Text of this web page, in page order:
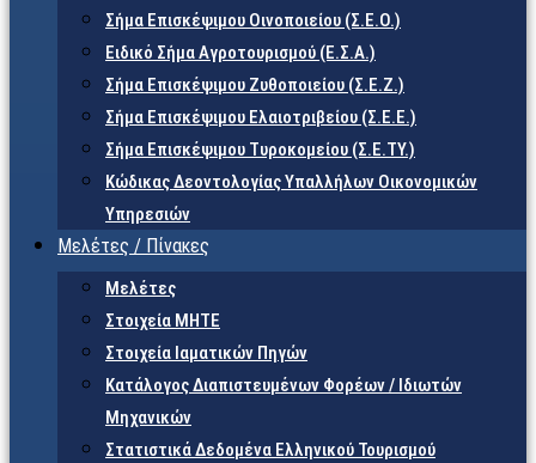
Σήμα Επισκέψιμου Οινοποιείου (Σ.Ε.Ο.)
Ειδικό Σήμα Αγροτουρισμού (Ε.Σ.Α.)
Σήμα Επισκέψιμου Ζυθοποιείου (Σ.Ε.Ζ.)
Σήμα Επισκέψιμου Ελαιοτριβείου (Σ.Ε.Ε.)
Σήμα Επισκέψιμου Τυροκομείου (Σ.Ε.TY.)
Κώδικας Δεοντολογίας Υπαλλήλων Οικονομικών
Υπηρεσιών
Μελέτες / Πίνακες
Μελέτες
Στοιχεία ΜΗΤΕ
Στοιχεία Ιαματικών Πηγών
Κατάλογος Διαπιστευμένων Φορέων / Ιδιωτών
Μηχανικών
Στατιστικά Δεδομένα Ελληνικού Τουρισμού